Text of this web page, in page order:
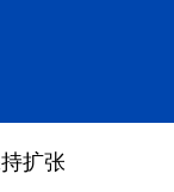
扩张